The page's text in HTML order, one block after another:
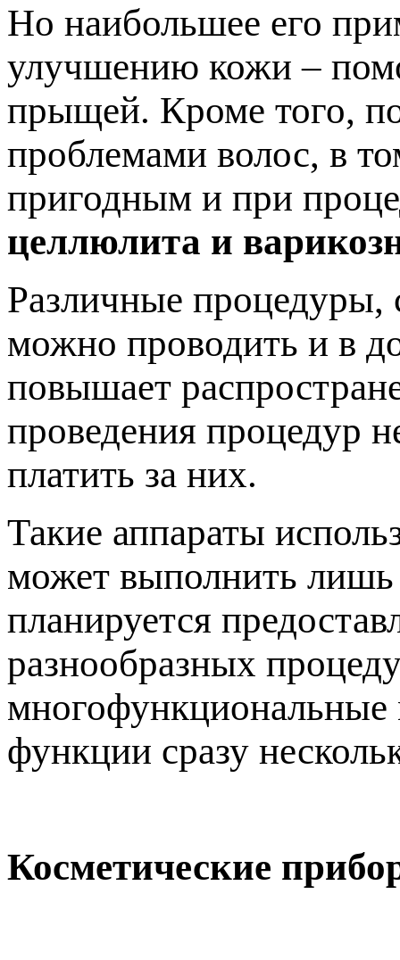
Но наибольшее его
улучшению кожи –
прыщей. Кроме того,
проблемами волос, в
пригодным и при
целлюлита и
Различные процедуры,
можно проводить и в
повышает
проведения процедур
платить за них.
Такие аппараты
может выполнить
планируется
разнообразных
многофункциональные
функции сразу
Косметические